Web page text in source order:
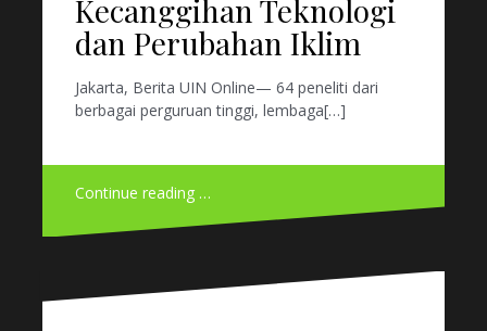
Kecanggihan Teknologi
dan Perubahan Iklim
Jakarta, Berita UIN Online— 64 peneliti dari
berbagai perguruan tinggi, lembaga[…]
Continue reading …